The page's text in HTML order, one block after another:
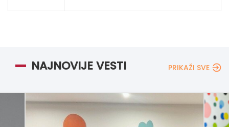
NAJNOVIJE VESTI PRIKAŽI SVE